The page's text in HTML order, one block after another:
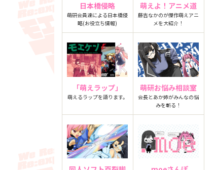
日本橋侵略
萌研会員達による日本橋侵
略(お役立ち情報)
萌えよ！アニメ道
藤吉なかのが傑作萌えアニ
メを大紹介！
「萌えラップ」
萌えるラップを語ります。
萌研お悩み相談室
会長とあか姉がみんなの悩
みを斬る！